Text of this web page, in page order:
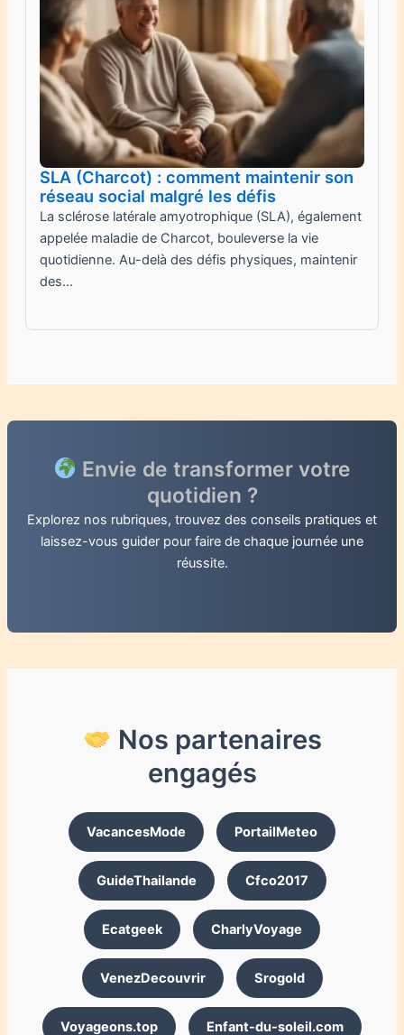
SLA (Charcot) : comment maintenir son
réseau social malgré les défis
La sclérose latérale amyotrophique (SLA), également
appelée maladie de Charcot, bouleverse la vie
quotidienne. Au-delà des défis physiques, maintenir
des…
Envie de transformer votre
quotidien ?
Explorez nos rubriques, trouvez des conseils pratiques et
laissez-vous guider pour faire de chaque journée une
réussite.
Nos partenaires
engagés
VacancesMode PortailMeteo
GuideThailande Cfco2017
Ecatgeek CharlyVoyage
VenezDecouvrir Srogold
Voyageons.top Enfant-du-soleil.com